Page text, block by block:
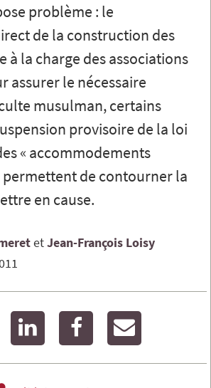
problème : le
de la construction des
à la charge des associations
assurer le nécessaire
musulman, certains
provisoire de la loi
« accommodements
permettent de contourner la
en cause.
Jean-François Loisy
twitter linkedin facebook